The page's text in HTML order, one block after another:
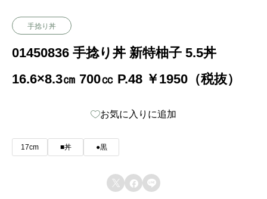
手捻り丼
01450836 手捻り丼 新特柚子 5.5丼
16.6×8.3㎝ 700㏄ P.48 ￥1950（税抜）
お気に入りに追加
17cm ■丼 ●黒
  